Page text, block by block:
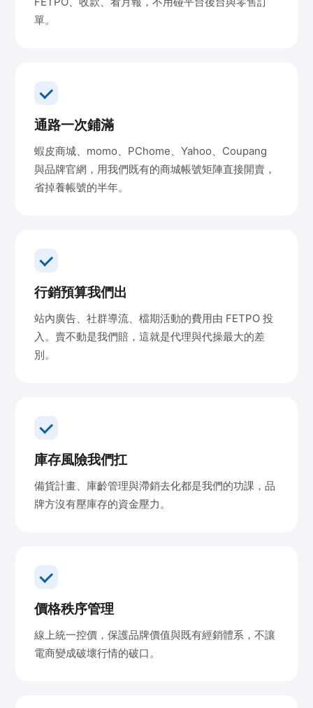
單。
通路一次鋪滿
蝦皮商城、momo、PChome、Yahoo、Coupang
與品牌官網，用我們既有的商城帳號矩陣直接開賣，
省掉養帳號的半年。
行銷預算我們出
站內廣告、社群導流、檔期活動的費用由 FETPO 投
入。賣不動是我們賠，這就是代理與代操最大的差
別。
庫存風險我們扛
備貨計畫、庫齡管理與滯銷去化都是我們的功課，品
牌方沒有壓庫存的資金壓力。
價格秩序管理
線上統一控價，保護品牌價值與既有經銷體系，不讓
電商變成破壞行情的破口。